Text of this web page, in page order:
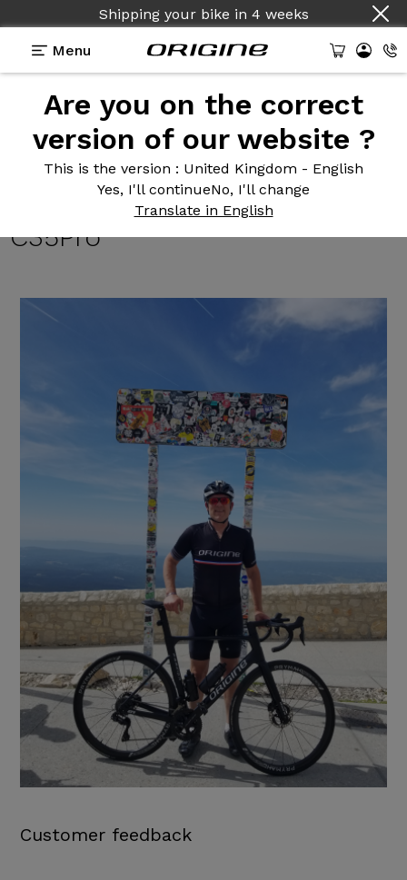
Shipping your bike in 4 weeks
Menu
Are you on the correct
version of our website ?
This is the version : United Kingdom - English
Yes, I'll continueNo, I'll change
Translate in English
Reviews> Fraxion GTR - Shimano Dura Ace Di2 12v
- Prymahl Orion C35Pro
Fraxion GTR- Shimano Dura
Ace Di2 12v - Prymahl Orion
C35Pro
Customer feedback